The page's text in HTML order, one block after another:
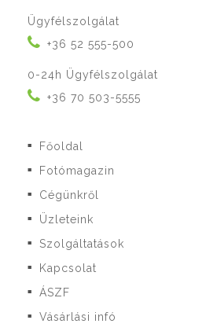
Ügyfélszolgálat
+36 52 555-500
0-24h Ügyfélszolgálat
+36 70 503-5555
■ Főoldal
■ Fotómagazin
■ Cégünkről
■ Üzleteink
■ Szolgáltatások
■ Kapcsolat
■ ÁSZF
■ Vásárlási infó